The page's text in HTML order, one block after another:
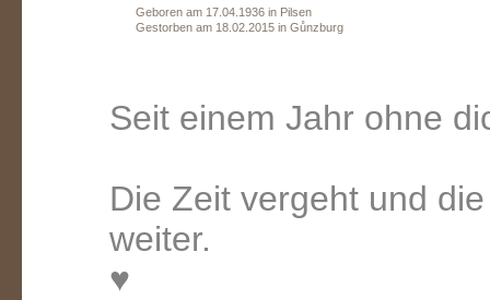
Geboren am 17.04.1936 in Pilsen
Gestorben am 18.02.2015 in Gůnzburg
Seit einem Jahr ohne
Die Zeit vergeht und
weiter.
♥